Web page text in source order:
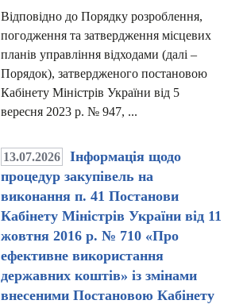
Відповідно до Порядку розроблення,
погодження та затвердження місцевих
планів управління відходами (далі –
Порядок), затвердженого постановою
Кабінету Міністрів України від 5
вересня 2023 р. № 947, ...
13.07.2026
Інформація щодо
процедур закупівель на
виконання п. 41 Постанови
Кабінету Міністрів України від 11
жовтня 2016 р. № 710 «Про
ефективне використання
державних коштів» із змінами
внесеними Постановою Кабінету